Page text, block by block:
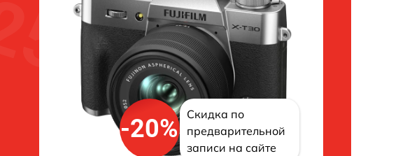
-20%
Скидка по
предварительной
записи на сайте